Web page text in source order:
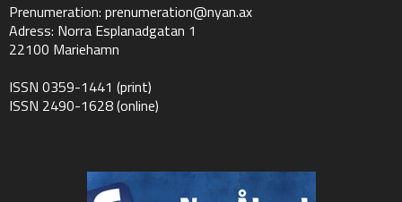
Prenumeration: prenumeration@nyan.ax
Adress: Norra Esplanadgatan 1
22100 Mariehamn
ISSN 0359-1441 (print)
ISSN 2490-1628 (online)